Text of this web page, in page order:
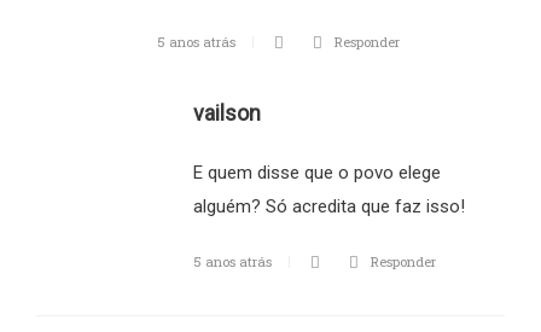
5 anos atrás Responder
vailson
E quem disse que o povo elege
alguém? Só acredita que faz isso!
5 anos atrás Responder